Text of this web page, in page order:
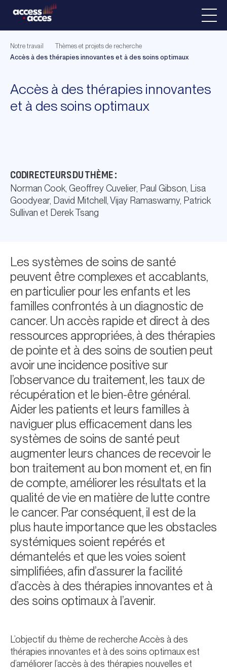
Notre travail
Thèmes et projets de recherche
Accès à des thérapies innovantes et à des soins optimaux
Accès à des thérapies innovantes
et à des soins optimaux
CODIRECTEURS DU THÈME :
Norman Cook, Geoffrey Cuvelier, Paul Gibson, Lisa
Goodyear, David Mitchell, Vijay Ramaswamy, Patrick
Sullivan et Derek Tsang
Les systèmes de soins de santé
peuvent être complexes et accablants,
en particulier pour les enfants et les
familles confrontés à un diagnostic de
cancer. Un accès rapide et direct à des
ressources appropriées, à des thérapies
de pointe et à des soins de soutien peut
avoir une incidence positive sur
l’observance du traitement, les taux de
récupération et le bien-être général.
Aider les patients et leurs familles à
naviguer plus efficacement dans les
systèmes de soins de santé peut
augmenter leurs chances de recevoir le
bon traitement au bon moment et, en fin
de compte, améliorer les résultats et la
qualité de vie en matière de lutte contre
le cancer. Par conséquent, il est de la
plus haute importance que les obstacles
systémiques soient repérés et
démantelés et que les voies soient
simplifiées, afin d’assurer la facilité
d’accès à des thérapies innovantes et à
des soins optimaux à l’avenir.
L’objectif du thème de recherche Accès à des
thérapies innovantes et à des soins optimaux est
d’améliorer l’accès à des thérapies nouvelles et